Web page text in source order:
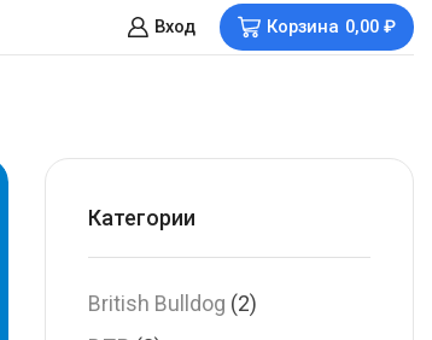
Вход Корзина 0,00 ₽
Категории
British Bulldog (2)